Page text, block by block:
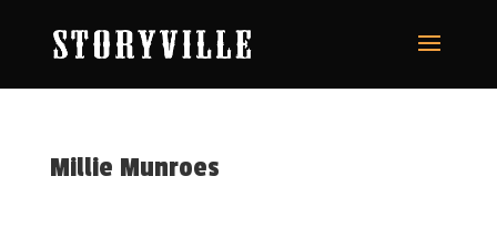
Millie Munroes